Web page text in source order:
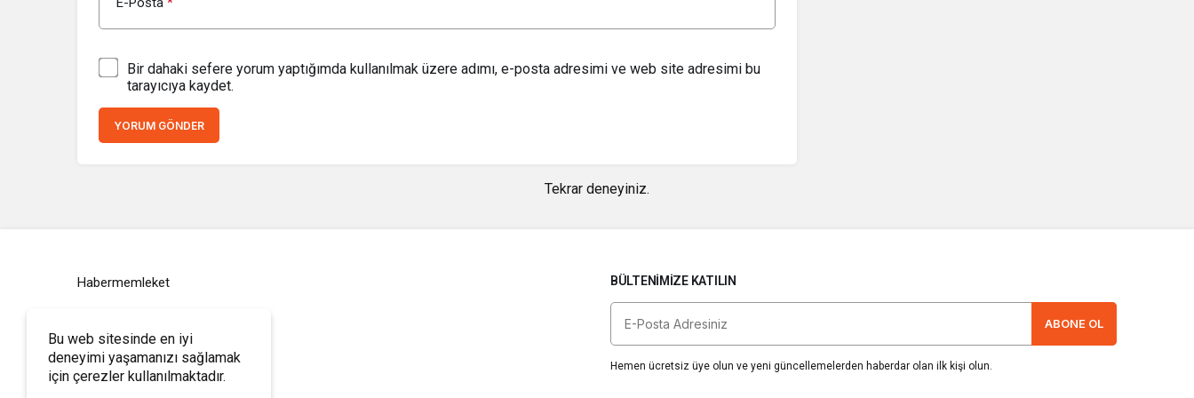
Bir dahaki sefere yorum yaptığımda kullanılmak üzere adımı, e-posta adresimi ve web site adresimi bu
tarayıcıya kaydet.
YORUM GÖNDER
Tekrar deneyiniz.
Bu web sitesinde en iyi
deneyimi yaşamanızı sağlamak
için çerezler kullanılmaktadır.
Habermemleket BÜLTENIMIZE KATILIN
ABONE OL
Hemen ücretsiz üye olun ve yeni güncellemelerden haberdar olan ilk kişi olun.